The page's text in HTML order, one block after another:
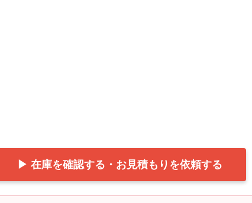
▶ 在庫を確認する・お見積もりを依頼する